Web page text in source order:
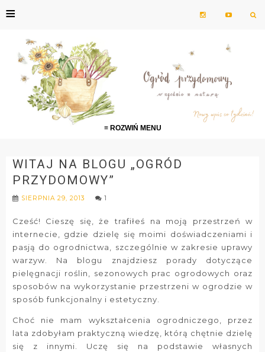
≡
≡ ROZWIŃ MENU
WITAJ NA BLOGU „OGRÓD
PRZYDOMOWY”
SIERPNIA 29, 2013 1
Cześć! Cieszę się, że trafiłeś na moją przestrzeń w
internecie, gdzie dzielę się moimi doświadczeniami i
pasją do ogrodnictwa, szczególnie w zakresie uprawy
warzyw. Na blogu znajdziesz porady dotyczące
pielęgnacji roślin, sezonowych prac ogrodowych oraz
sposobów na wykorzystanie przestrzeni w ogrodzie w
sposób funkcjonalny i estetyczny.
Choć nie mam wykształcenia ogrodniczego, przez
lata zdobyłam praktyczną wiedzę, którą chętnie dzielę
się z innymi. Uczę się na podstawie własnych